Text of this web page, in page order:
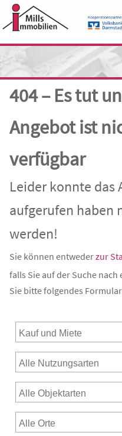
Skip
to
404 – Es tut
Angebot ist
verfügbar
Leider konnte das
aufgerufen haben
werden!
Sie können entwederzur
falls Sie auf der Suche
Sie bitte folgendes